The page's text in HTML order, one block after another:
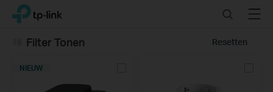
ClickTP-Link, Reliably Smart SearchMenu
Resetten
Filter Tonen
NIEUW